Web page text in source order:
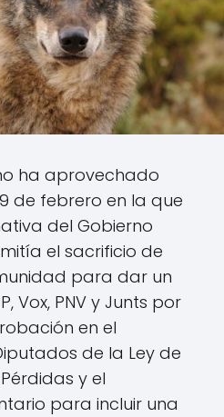
ha aprovechado
de febrero en la que
del Gobierno
el sacrificio de
para dar un
Vox, PNV y Junts por
en el
de la Ley de
y el
para incluir una